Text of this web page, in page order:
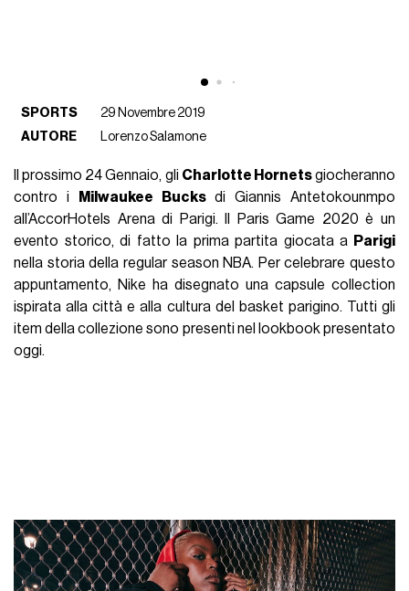
SPORTS
29 Novembre 2019
AUTORE
Lorenzo Salamone
Il prossimo 24 Gennaio, gli Charlotte Hornetsgiocheranno
contro i
Milwaukee Bucksdi Giannis Antetokounmpo
all’AccorHotels Arena di Parigi. Il Paris Game 2020 è un
evento storico, di fatto la prima partita giocata a Parigi
nella storia della regular season NBA. Per celebrare questo
appuntamento, Nike ha disegnato una capsule collection
ispirata alla città e alla cultura del basket parigino. Tutti gli
item della collezione sono presenti nel lookbook presentato
oggi.